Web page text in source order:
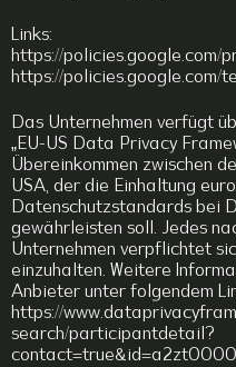
Links:
https://policies.google.com/
https://policies.google.com/
Das Unternehmen verfügt
„EU-US Data Privacy
Übereinkommen zwischen
USA, der die Einhaltung
Datenschutzstandards bei
gewährleisten soll. Jedes
Unternehmen verpflichtet
einzuhalten. Weitere
Anbieter unter folgendem
https://
search/participantdetail?